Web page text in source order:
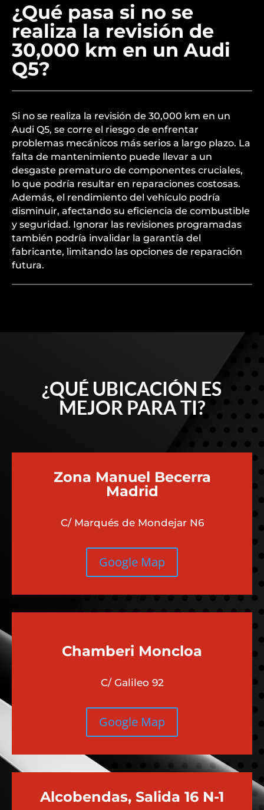
¿Qué pasa si no se
realiza la revisión de
30,000 km en un Audi
Q5?
Si no se realiza la revisión de 30,000 km en un
Audi Q5, se corre el riesgo de enfrentar
problemas mecánicos más serios a largo plazo. La
falta de mantenimiento puede llevar a un
desgaste prematuro de componentes cruciales,
lo que podría resultar en reparaciones costosas.
Además, el rendimiento del vehículo podría
disminuir, afectando su eficiencia de combustible
y seguridad. Ignorar las revisiones programadas
también podría invalidar la garantía del
fabricante, limitando las opciones de reparación
futura.
¿QUÉ UBICACIÓN ES
MEJOR PARA TI?
Zona Manuel Becerra
Madrid
C/ Marqués de Mondejar N6
Google Map
Chamberi Moncloa
C/ Galileo 92
Google Map
Alcobendas, Salida 16 N-1